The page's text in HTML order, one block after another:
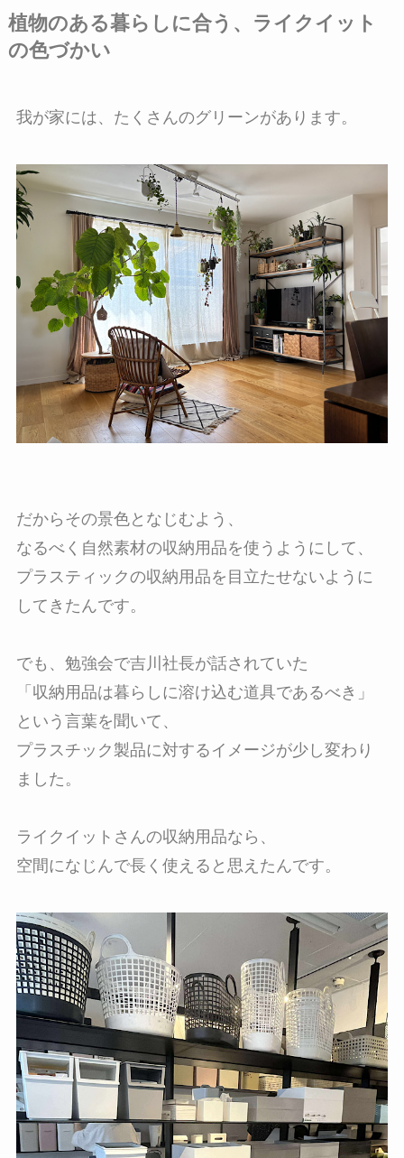
植物のある暮らしに合う、ライクイット
の色づかい
我が家には、たくさんのグリーンがあります。
だからその景色となじむよう、
なるべく自然素材の収納用品を使うようにして、
プラスティックの収納用品を目立たせないように
してきたんです。
でも、勉強会で吉川社長が話されていた
「収納用品は暮らしに溶け込む道具であるべき」
という言葉を聞いて、
プラスチック製品に対するイメージが少し変わり
ました。
ライクイットさんの収納用品なら、
空間になじんで長く使えると思えたんです。